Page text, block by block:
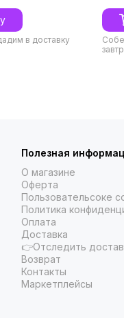
в доставку
Полезная
О магазине
Оферта
Пользовательсоке
Политика
Оплата
Доставка
👉Отследить
Возврат
Контакты
Маркетплейсы